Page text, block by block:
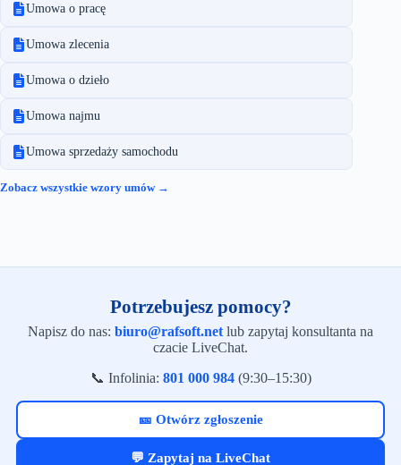
Umowa o pracę
Umowa zlecenia
Umowa o dzieło
Umowa najmu
Umowa sprzedaży samochodu
Zobacz wszystkie wzory umów →
Potrzebujesz pomocy?
Napisz do nas: biuro@rafsoft.net lub zapytaj konsultanta na
czacie LiveChat.
📞 Infolinia: 801 000 984(9:30–15:30)
🎫 Otwórz zgłoszenie
💬 Zapytaj na LiveChat